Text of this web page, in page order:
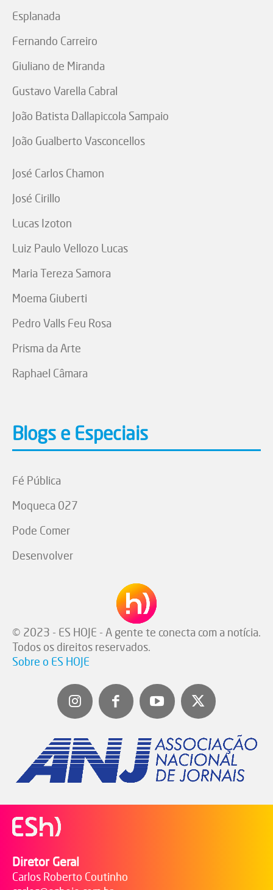
Esplanada
Fernando Carreiro
Giuliano de Miranda
Gustavo Varella Cabral
João Batista Dallapiccola Sampaio
João Gualberto Vasconcellos
José Carlos Chamon
José Cirillo
Lucas Izoton
Luiz Paulo Vellozo Lucas
Maria Tereza Samora
Moema Giuberti
Pedro Valls Feu Rosa
Prisma da Arte
Raphael Câmara
Blogs e Especiais
Fé Pública
Moqueca 027
Pode Comer
Desenvolver
© 2023 - ES HOJE - A gente te conecta com a notícia.
Todos os direitos reservados.
Sobre o ES HOJE
Diretor Geral
Carlos Roberto Coutinho